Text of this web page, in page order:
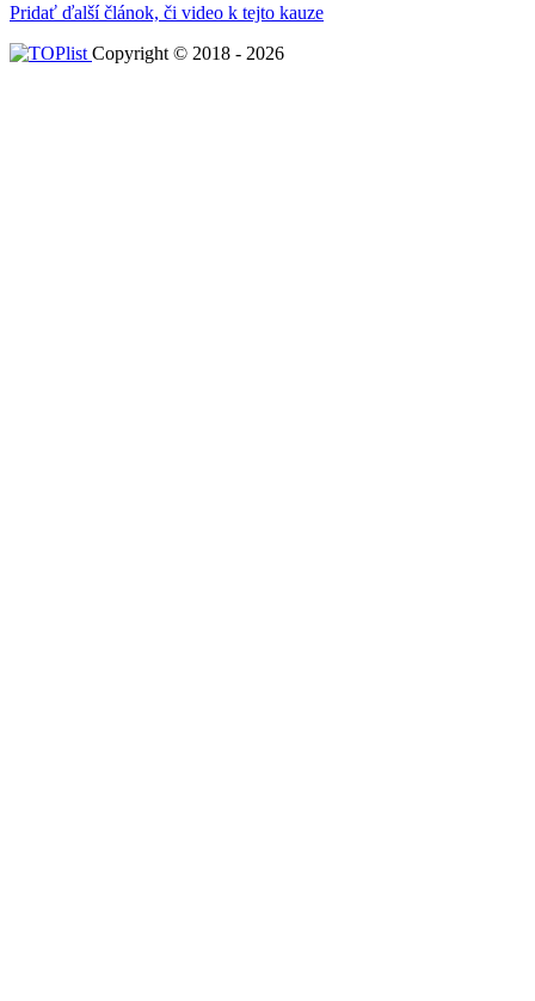
Pridať ďalší článok, či video k tejto kauze
Copyright © 2018 - 2026